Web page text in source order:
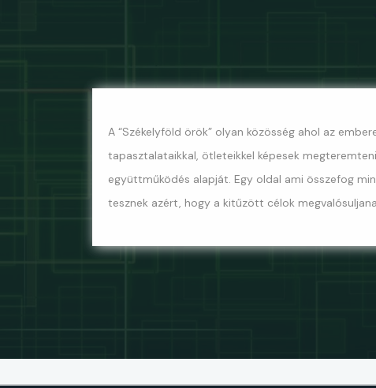
A “Székelyföld örök” olyan közösség ahol az
tapasztalataikkal, ötleteikkel képesek
együttműködés alapját. Egy oldal ami összefog
tesznek azért, hogy a kitűzött célok